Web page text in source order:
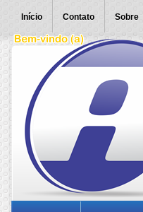
Início Contato Sobre